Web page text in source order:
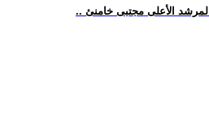
الأعلى مجتبى خامنئ